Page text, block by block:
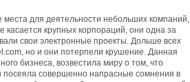
для деятельности небольших компаний,
крупных корпораций, они одна за
свои электронные проекты. Дольше всех
но и они потерпели крушение. Данная
бизнеса, возвестила миру о том, что
посеяла совершенно напрасные сомнения в